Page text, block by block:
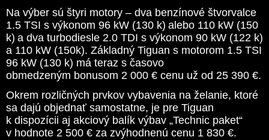
Na výber sú štyri motory – dva benzínové štvorvalce
1.5 TSI s výkonom 96 kW (130 k) alebo 110 kW (150
k) a dva turbodiesle 2.0 TDI s výkonom 90 kW (122 k)
a 110 kW (150k). Základný Tiguan s motorom 1.5 TSI
96 kW (130 k) má teraz s časovo
obmedzeným bonusom 2 000 € cenu už od 25 390 €.
Okrem rozličných prvkov vybavenia na želanie, ktoré
sa dajú objednať samostatne, je pre Tiguan
k dispozícii aj akciový balík výbav „Technic paket“
v hodnote 2 500 € za zvýhodnenú cenu 1 830 €.